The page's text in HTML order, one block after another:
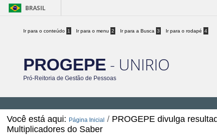
BRASIL
Ir para o conteúdo 1 Ir para o menu 2 Ir para a Busca 3 Ir para o rodapé 4
PROGEPE - UNIRIO
Pró-Reitoria de Gestão de Pessoas
Você está aqui: Página Inicial / PROGEPE divulga
Multiplicadores do Saber